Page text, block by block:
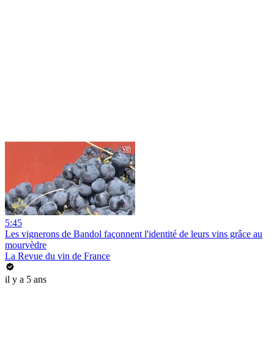
5:45
Les vignerons de Bandol façonnent l'identité de leurs vins grâce au
mourvèdre
La Revue du vin de France
il y a 5 ans